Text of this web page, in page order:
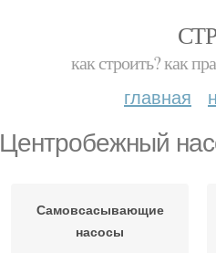
как строить? как
главная
Центробежный
Самовсасывающие
насосы